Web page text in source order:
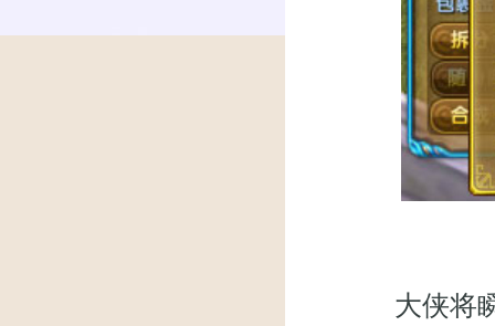
大侠将瞬